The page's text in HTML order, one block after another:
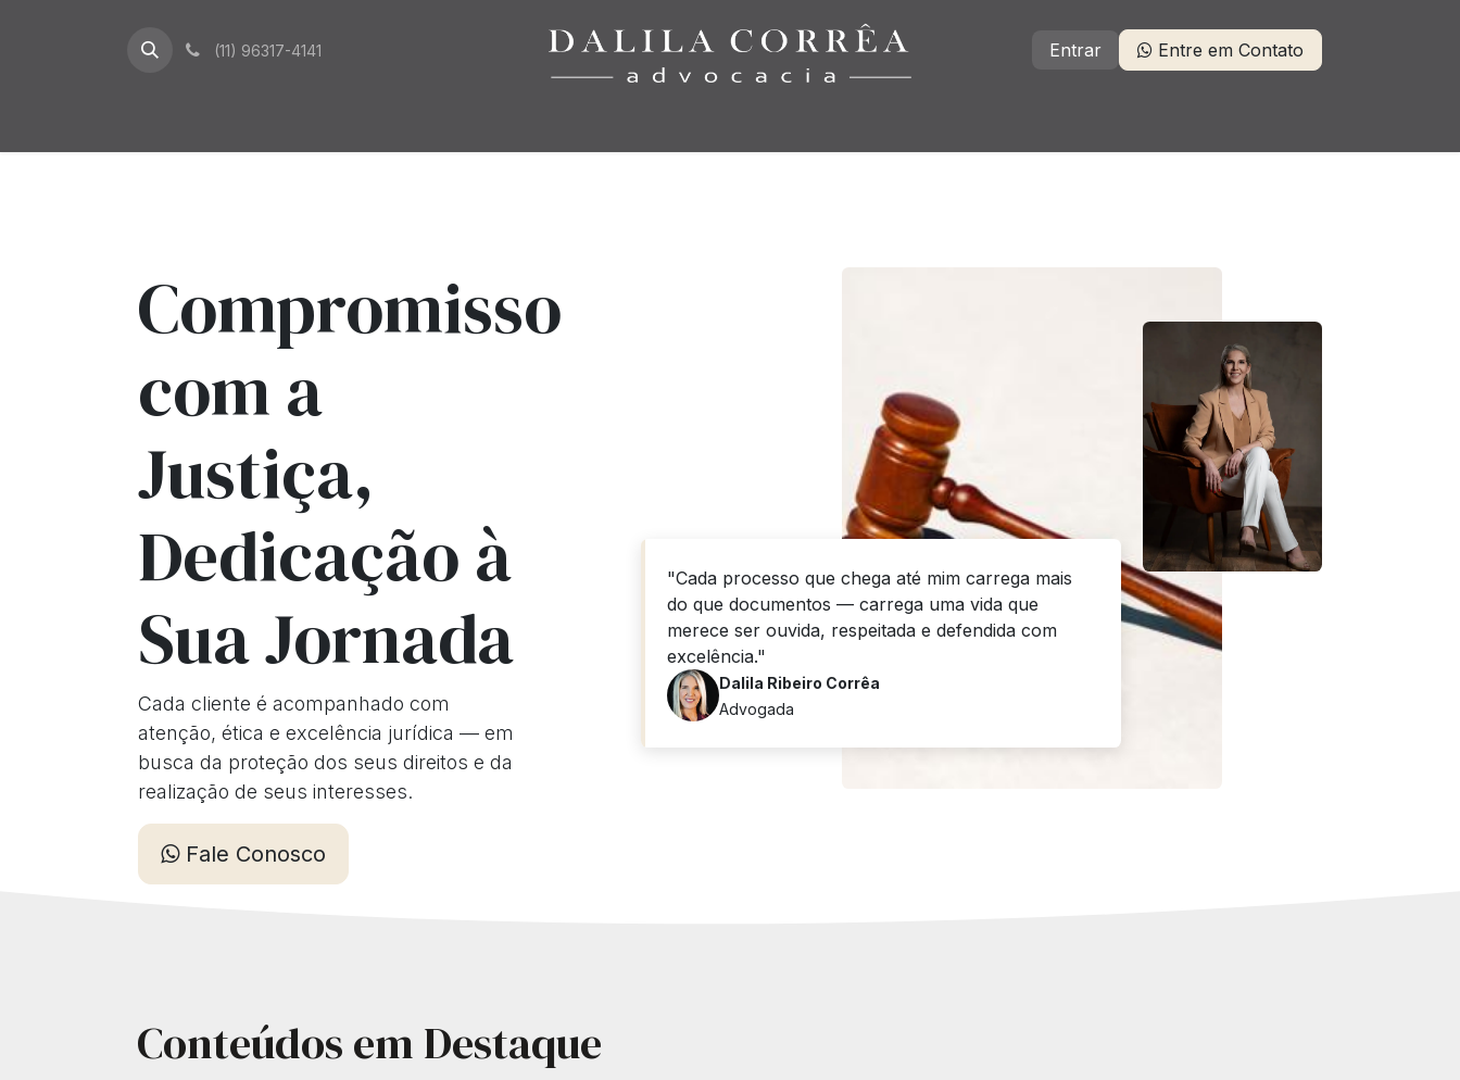
(11) 96317-4141 Entrar Entre em Contato
Compromisso
com a
Justiça,
Dedicação à
Sua Jornada
Cada cliente é acompanhado com
atenção, ética e excelência jurídica — em
busca da proteção dos seus direitos e da
realização de seus interesses.
Fale Conosco
"Cada processo que chega até mim carrega mais
do que documentos — carrega uma vida que
merece ser ouvida, respeitada e defendida com
excelência."
Dalila Ribeiro Corrêa
Advogada
Conteúdos em Destaque